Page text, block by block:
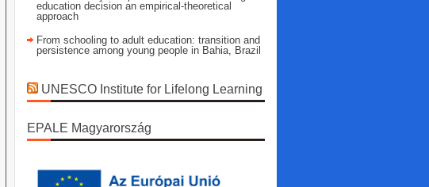
education decision an empirical-theoretical
approach
From schooling to adult education: transition and
persistence among young people in Bahia, Brazil
UNESCO Institute for Lifelong Learning
EPALE Magyarország